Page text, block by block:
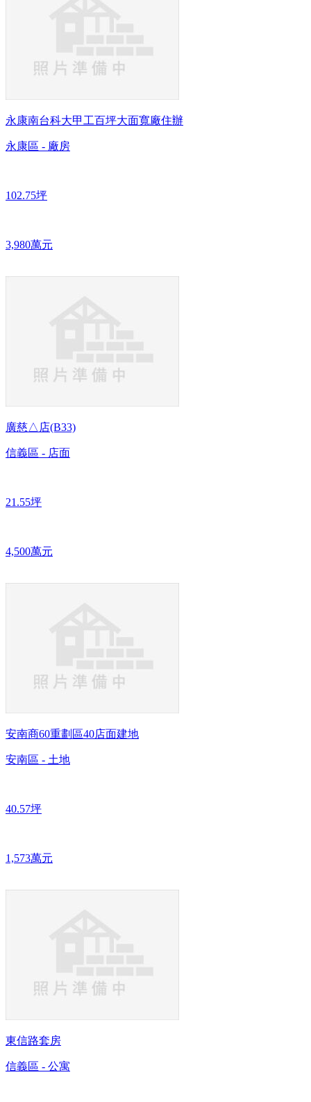
永康南台科大甲工百坪大面寬廠住辦
永康區 - 廠房
102.75坪
3,980萬元
廣慈△店(B33)
信義區 - 店面
21.55坪
4,500萬元
安南商60重劃區40店面建地
安南區 - 土地
40.57坪
1,573萬元
東信路套房
信義區 - 公寓